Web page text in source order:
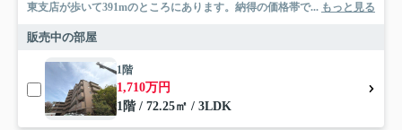
東支店が歩いて391mのところにあります。納得の価格帯で... もっと見る
販売中の部屋
1階
1,710万円
1階 / 72.25㎡ / 3LDK